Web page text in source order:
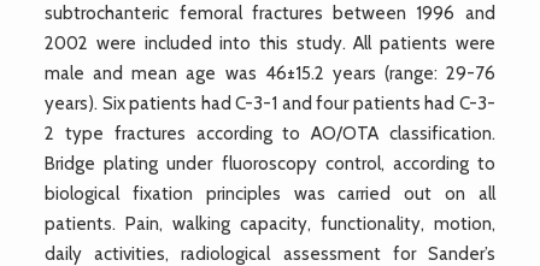
subtrochanteric femoral fractures between 1996 and
2002 were included into this study. All patients were
male and mean age was 46±15.2 years (range: 29-76
years). Six patients had C-3-1 and four patients had C-3-
2 type fractures according to AO/OTA classification.
Bridge plating under fluoroscopy control, according to
biological fixation principles was carried out on all
patients. Pain, walking capacity, functionality, motion,
daily activities, radiological assessment for Sander’s